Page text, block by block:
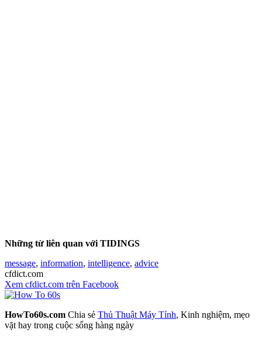
Những từ liên quan với TIDINGS
message, information, intelligence, advice
cfdict.com
Xem cfdict.com trên Facebook
HowTo60s.com Chia sẻ Thủ Thuật Máy Tính, Kinh nghiệm, mẹo
vặt hay trong cuộc sống hàng ngày